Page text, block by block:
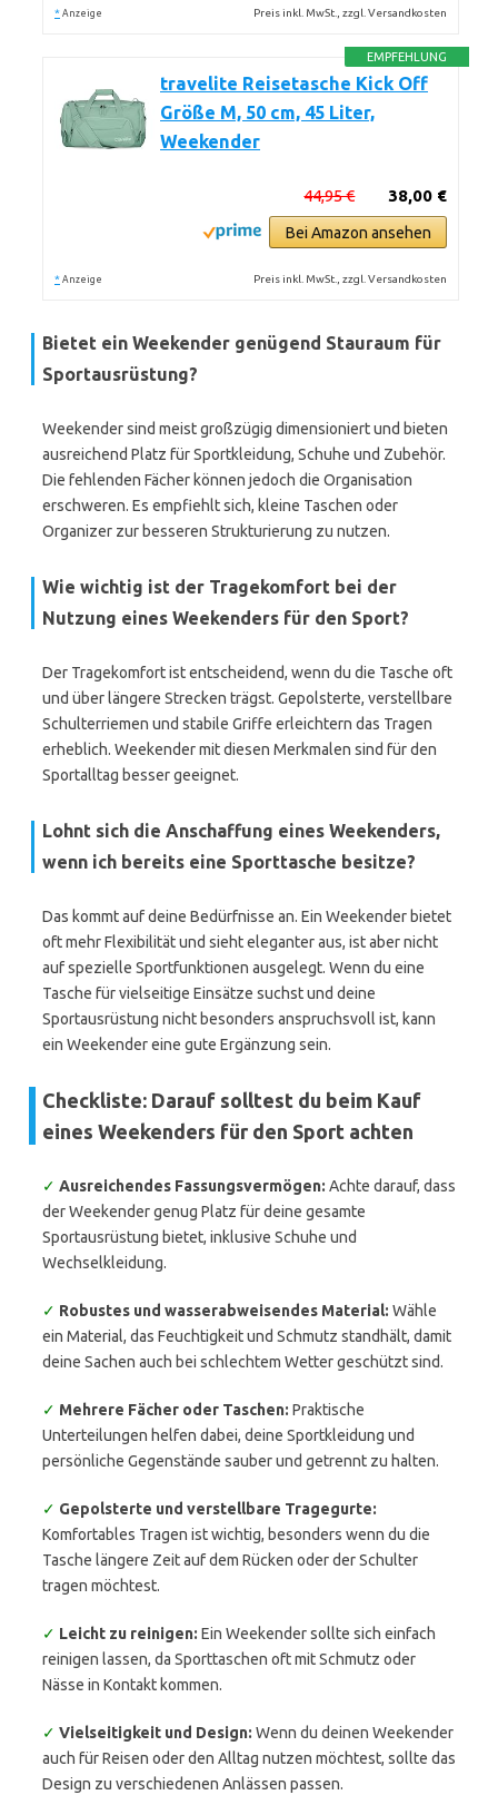
* Anzeige Preis inkl. MwSt., zzgl. Versandkosten
EMPFEHLUNG
travelite Reisetasche Kick Off
Größe M, 50 cm, 45 Liter,
Weekender
38,00 €
44,95 €
Bei Amazon ansehen
* Anzeige Preis inkl. MwSt., zzgl. Versandkosten
Bietet ein Weekender genügend Stauraum für
Sportausrüstung?
Weekender sind meist großzügig dimensioniert und bieten
ausreichend Platz für Sportkleidung, Schuhe und Zubehör.
Die fehlenden Fächer können jedoch die Organisation
erschweren. Es empfiehlt sich, kleine Taschen oder
Organizer zur besseren Strukturierung zu nutzen.
Wie wichtig ist der Tragekomfort bei der
Nutzung eines Weekenders für den Sport?
Der Tragekomfort ist entscheidend, wenn du die Tasche oft
und über längere Strecken trägst. Gepolsterte, verstellbare
Schulterriemen und stabile Griffe erleichtern das Tragen
erheblich. Weekender mit diesen Merkmalen sind für den
Sportalltag besser geeignet.
Lohnt sich die Anschaffung eines Weekenders,
wenn ich bereits eine Sporttasche besitze?
Das kommt auf deine Bedürfnisse an. Ein Weekender bietet
oft mehr Flexibilität und sieht eleganter aus, ist aber nicht
auf spezielle Sportfunktionen ausgelegt. Wenn du eine
Tasche für vielseitige Einsätze suchst und deine
Sportausrüstung nicht besonders anspruchsvoll ist, kann
ein Weekender eine gute Ergänzung sein.
Checkliste: Darauf solltest du beim Kauf
eines Weekenders für den Sport achten
✓ Ausreichendes Fassungsvermögen: Achte darauf, dass
der Weekender genug Platz für deine gesamte
Sportausrüstung bietet, inklusive Schuhe und
Wechselkleidung.
✓ Robustes und wasserabweisendes Material: Wähle
ein Material, das Feuchtigkeit und Schmutz standhält, damit
deine Sachen auch bei schlechtem Wetter geschützt sind.
✓ Mehrere Fächer oder Taschen: Praktische
Unterteilungen helfen dabei, deine Sportkleidung und
persönliche Gegenstände sauber und getrennt zu halten.
✓ Gepolsterte und verstellbare Tragegurte:
Komfortables Tragen ist wichtig, besonders wenn du die
Tasche längere Zeit auf dem Rücken oder der Schulter
tragen möchtest.
✓ Leicht zu reinigen: Ein Weekender sollte sich einfach
reinigen lassen, da Sporttaschen oft mit Schmutz oder
Nässe in Kontakt kommen.
✓ Vielseitigkeit und Design: Wenn du deinen Weekender
auch für Reisen oder den Alltag nutzen möchtest, sollte das
Design zu verschiedenen Anlässen passen.